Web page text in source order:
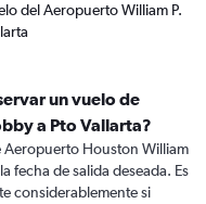
del Aeropuerto William P.
un vuelo de
a Pto Vallarta?
Aeropuerto Houston William
fecha de salida deseada. Es
considerablemente si